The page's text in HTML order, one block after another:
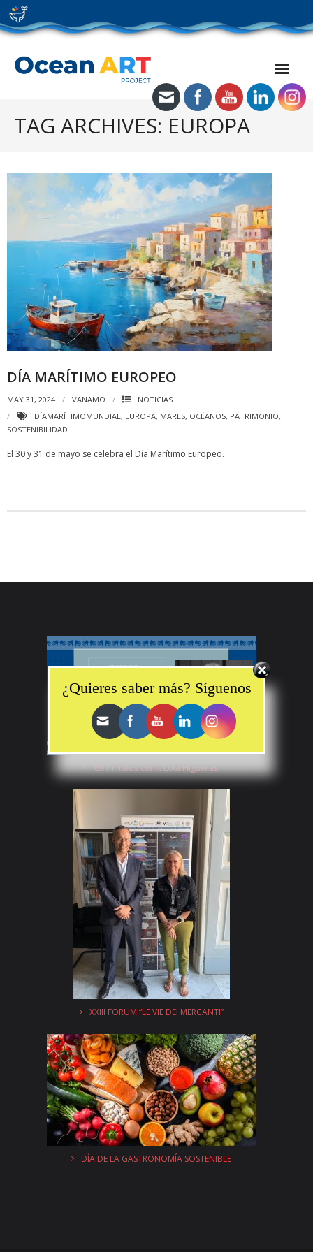
Skip
to
content
TAG ARCHIVES: EUROPA
DÍA MARÍTIMO EUROPEO
MAY 31, 2024 VANAMO
NOTICIAS
DÍAMARÍTIMOMUNDIAL, EUROPA, MARES, OCÉANOS, PATRIMONIO,
SOSTENIBILIDAD
El 30 y 31 de mayo se celebra el Día Marítimo Europeo.
“60 minutos con… Lola Higueras”
XXIII FORUM “LE VIE DEI MERCANTI”
DÍA DE LA GASTRONOMÍA SOSTENIBLE
¿Quieres saber más? Síguenos
Set Youtube Channel ID